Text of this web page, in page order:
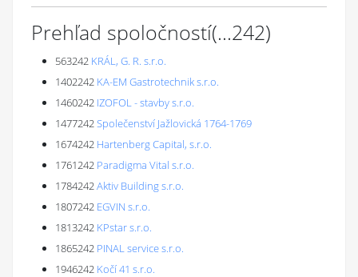
Prehľad spoločností(...242)
563242 KRÁL, G. R. s.r.o.
1402242 KA-EM Gastrotechnik s.r.o.
1460242 IZOFOL - stavby s.r.o.
1477242Společenství Jažlovická 1764-1769
1674242 Hartenberg Capital, s.r.o.
1761242 Paradigma Vital s.r.o.
1784242Aktiv Building s.r.o.
1807242 EGVIN s.r.o.
1813242 KPstar s.r.o.
1865242 PINAL service s.r.o.
1946242 Kočí 41 s.r.o.